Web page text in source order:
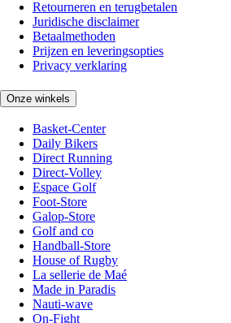
Retourneren en terugbetalen
Juridische disclaimer
Betaalmethoden
Prijzen en leveringsopties
Privacy verklaring
Onze winkels
Basket-Center
Daily Bikers
Direct Running
Direct-Volley
Espace Golf
Foot-Store
Galop-Store
Golf and co
Handball-Store
House of Rugby
La sellerie de Maé
Made in Paradis
Nauti-wave
On-Fight